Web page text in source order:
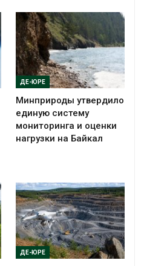
ДЕ-ЮРЕ
Минприроды утвердило
единую систему
мониторинга и оценки
нагрузки на Байкал
ДЕ-ЮРЕ